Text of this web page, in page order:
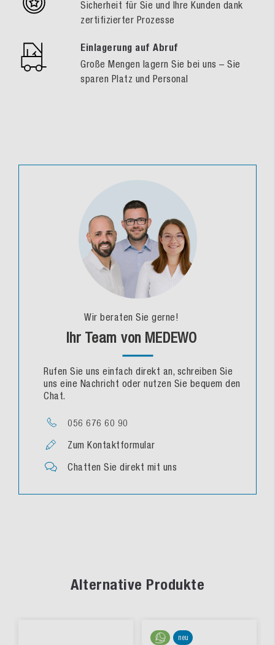
Sicherheit für Sie und Ihre Kunden dank
zertifizierter Prozesse
Einlagerung auf Abruf
Große Mengen lagern Sie bei uns – Sie
sparen Platz und Personal
Wir beraten Sie gerne!
Ihr Team von MEDEWO
Rufen Sie uns einfach direkt an, schreiben Sie
uns eine Nachricht oder nutzen Sie bequem den
Chat.
056 676 60 90
Zum Kontaktformular
Chatten Sie direkt mit uns
Alternative Produkte
neu